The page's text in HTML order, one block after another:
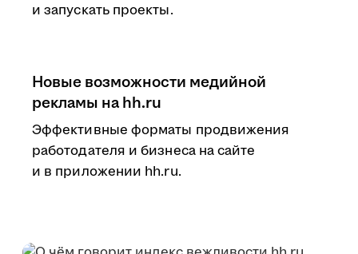
и запускать проекты.
Новые возможности медийной
рекламы на hh.ru
Эффективные форматы продвижения
работодателя и бизнеса на сайте
и в приложении hh.ru.